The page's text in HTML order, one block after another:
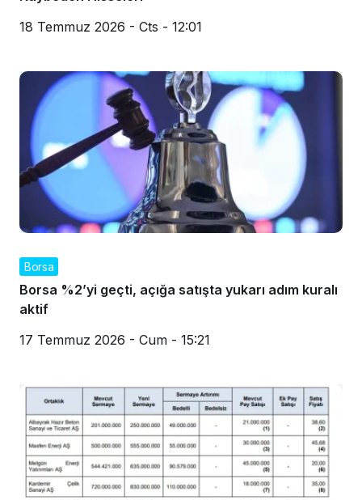
18 Temmuz 2026 - Cts - 12:01
Borsa
Borsa %2’yi geçti, açığa satışta yukarı adım kuralı
aktif
17 Temmuz 2026 - Cum - 15:21